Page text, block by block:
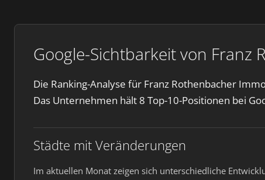
Google-Sichtbarkeit von Franz
Die Ranking-Analyse für Franz Rothenbacher
Das Unternehmen hält 8 Top-10-Positionen bei
Städte mit Veränderungen
Im aktuellen Monat zeigen sich unterschiedliche